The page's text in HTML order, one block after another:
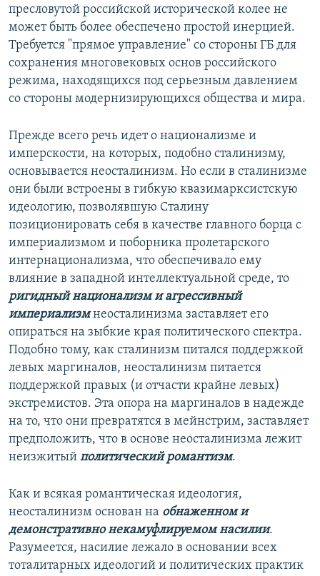
пресловутой российской исторической колее не
может быть более обеспечено простой инерцией.
Требуется "прямое управление" со стороны ГБ для
сохранения многовековых основ российского
режима, находящихся под серьезным давлением
со стороны модернизирующихся общества и мира.
Прежде всего речь идет о национализме и
имперскости, на которых, подобно сталинизму,
основывается неосталинизм. Но если в сталинизме
они были встроены в гибкую квазимарксистскую
идеологию, позволявшую Сталину
позиционировать себя в качестве главного борца с
империализмом и поборника пролетарского
интернационализма, что обеспечивало ему
влияние в западной интеллектуальной среде, то
ригидный национализм и агрессивный
империализмнеосталинизма заставляет его
опираться на зыбкие края политического спектра.
Подобно тому, как сталинизм питался поддержкой
левых маргиналов, неосталинизм питается
поддержкой правых (и отчасти крайне левых)
экстремистов. Эта опора на маргиналов в надежде
на то, что они превратятся в мейнстрим, заставляет
предположить, что в основе неосталинизма лежит
неизжитый политический романтизм.
Как и всякая романтическая идеология,
неосталинизм основан на обнаженном и
демонстративно некамуфлируемом насилии.
Разумеется, насилие лежало в основании всех
тоталитарных идеологий и политических практик